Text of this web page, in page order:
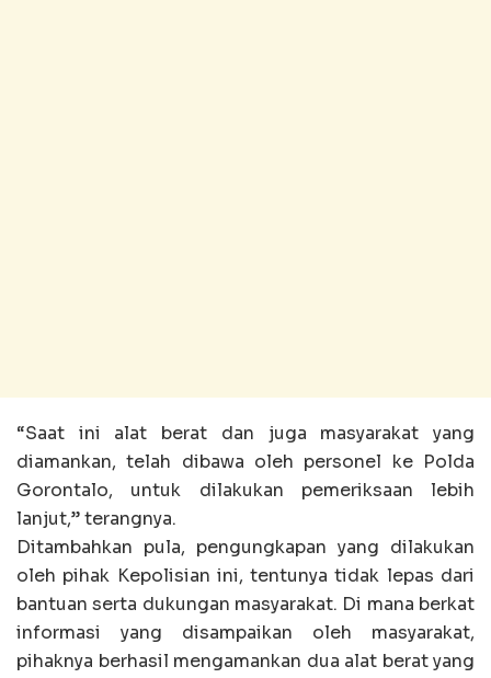
“Saat ini alat berat dan juga masyarakat yang
diamankan, telah dibawa oleh personel ke Polda
Gorontalo, untuk dilakukan pemeriksaan lebih
lanjut,” terangnya.
Ditambahkan pula, pengungkapan yang dilakukan
oleh pihak Kepolisian ini, tentunya tidak lepas dari
bantuan serta dukungan masyarakat. Di mana berkat
informasi yang disampaikan oleh masyarakat,
pihaknya berhasil mengamankan dua alat berat yang